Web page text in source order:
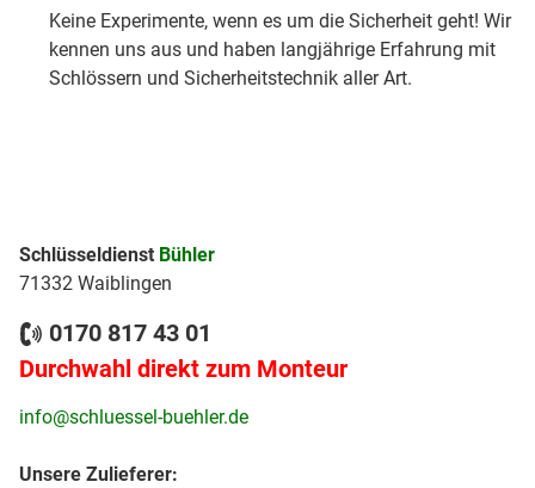
Keine Experimente, wenn es um die Sicherheit geht! Wir
kennen uns aus und haben langjährige Erfahrung mit
Schlössern und Sicherheitstechnik aller Art.
Schlüsseldienst Bühler
71332 Waiblingen
0170 817 43 01
Durchwahl direkt zum Monteur
info@schluessel-buehler.de
Unsere Zulieferer: